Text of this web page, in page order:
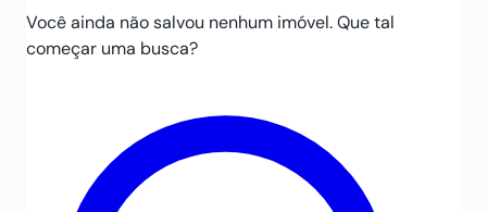
Você ainda não salvou nenhum imóvel. Que tal
começar uma busca?